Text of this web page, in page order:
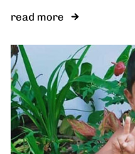
read more